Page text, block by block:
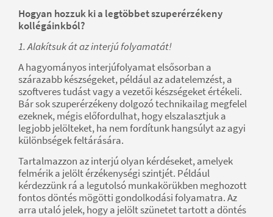
Hogyan hozzuk ki a legtöbbet szuperérzékeny
kollégáinkból?
1. Alakítsuk át az interjú folyamatát!
A hagyományos interjúfolyamat elsősorban a
szárazabb készségeket, például az adatelemzést, a
szoftveres tudást vagy a vezetői készségeket értékeli.
Bár sok szuperérzékeny dolgozó technikailag megfelel
ezeknek, mégis előfordulhat, hogy elszalasztjuk a
legjobb jelölteket, ha nem fordítunk hangsúlyt az agyi
különbségek feltárására.
Tartalmazzon az interjú olyan kérdéseket, amelyek
felmérik a jelölt érzékenységi szintjét. Például
kérdezzünk rá a legutolsó munkakörükben meghozott
fontos döntés mögötti gondolkodási folyamatra. Az
arra utaló jelek, hogy a jelölt szünetet tartott a döntés